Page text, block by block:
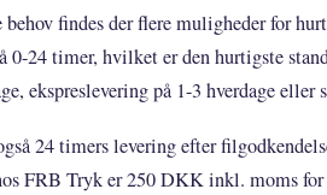
behov findes der flere muligheder for
0-24 timer, hvilket er den hurtigste
ekspreslevering på 1-3 hverdage eller
24 timers levering efter
FRB Tryk er 250 DKK inkl. moms